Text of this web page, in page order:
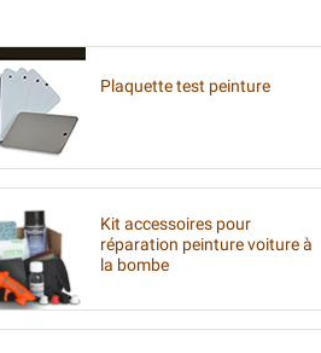
Plaquette test peinture
Kit accessoires pour
réparation peinture voiture à
la bombe